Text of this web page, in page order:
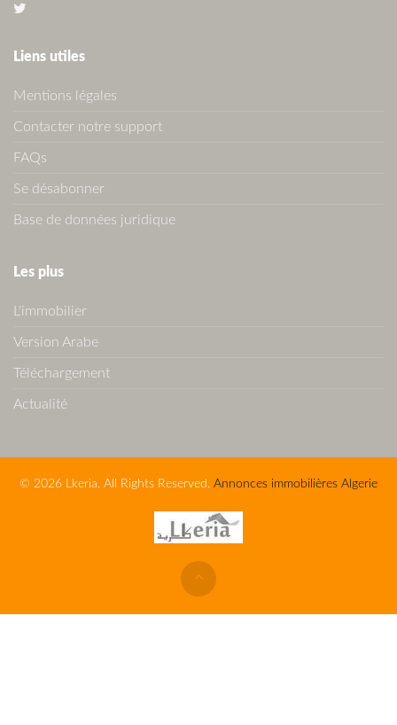
Liens utiles
Mentions légales
Contacter notre support
FAQs
Se désabonner
Base de données juridique
Les plus
L'immobilier
Version Arabe
Téléchargement
Actualité
© 2026 Lkeria. All Rights Reserved. Annonces immobilières Algerie